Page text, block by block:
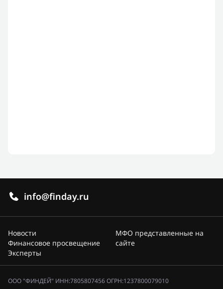
info@finday.ru
Новости
Финансовое просвещение
Эксперты
МФО представленные на
сайте
ООО "ФИНДЕЙ" ИНН:7805807456 ОГРН:1237800079010